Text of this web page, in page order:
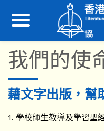
我們的使
藉文字出版，幫
1. 學校師生教導及學習聖